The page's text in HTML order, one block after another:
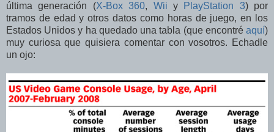
última generación (X-Box 360, Wii y PlayStation 3) por
tramos de edad y otros datos como horas de juego, en los
Estados Unidos y ha quedado una tabla (que encontré aquí)
muy curiosa que quisiera comentar con vosotros. Echadle
un ojo: